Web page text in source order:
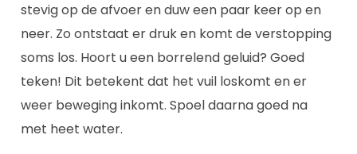
stevig op de afvoer en duw een paar keer op en
neer. Zo ontstaat er druk en komt de verstopping
soms los. Hoort u een borrelend geluid? Goed
teken! Dit betekent dat het vuil loskomt en er
weer beweging inkomt. Spoel daarna goed na
met heet water.